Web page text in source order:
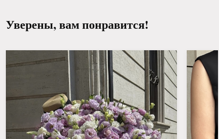
Уверены, вам понравится!